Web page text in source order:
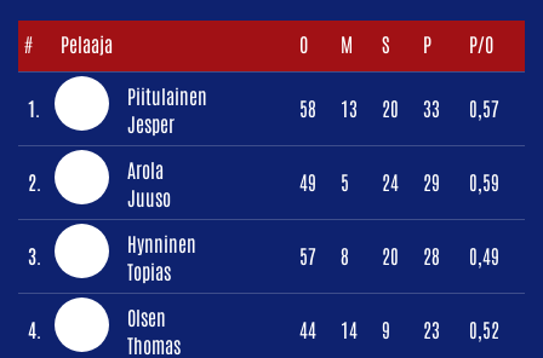
# Pelaaja O M S P P/O
1.
Piitulainen
Jesper
58 13 20 33 0,57
2.
Arola
Juuso
49 5 24 29 0,59
3.
Hynninen
Topias
57 8 20 28 0,49
4.
Olsen
Thomas
44 14 9 23 0,52